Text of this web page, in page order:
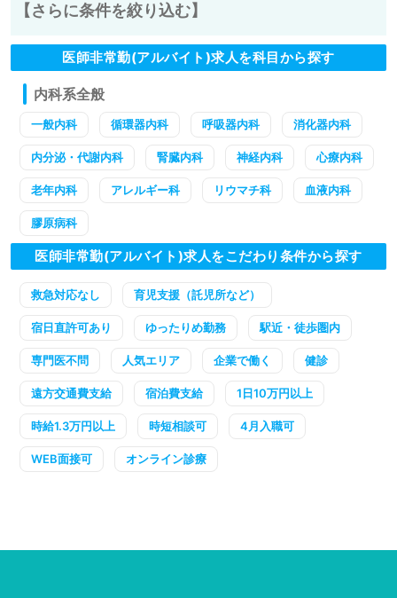
【さらに条件を絞り込む】
医師非常勤(アルバイト)求人を科目から探す
内科系全般
一般内科 循環器内科 呼吸器内科 消化器内科
内分泌・代謝内科 腎臓内科 神経内科 心療内科
老年内科 アレルギー科 リウマチ科 血液内科
膠原病科
医師非常勤(アルバイト)求人をこだわり条件から探す
救急対応なし 育児支援（託児所など）
宿日直許可あり ゆったりめ勤務 駅近・徒歩圏内
専門医不問 人気エリア 企業で働く 健診
遠方交通費支給 宿泊費支給 1日10万円以上
時給1.3万円以上 時短相談可 4月入職可
WEB面接可 オンライン診療